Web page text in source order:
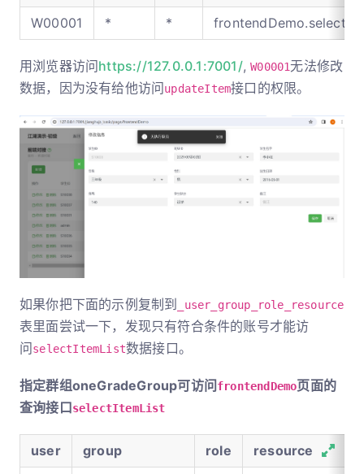
W00001
* *
用浏览器访问https://127.0.0.1:7001/,W00001无法修改
数据，因为没有给他访问updateItem接口的权限。
如果你把下面的示例复制到 _user_group_role_resource
表里面尝试一下，发现只有符合条件的账号才能访
问selectItemList数据接口。
指定群组oneGradeGroup可访问frontendDemo页面的
查询接口selectItemList
user group role resource